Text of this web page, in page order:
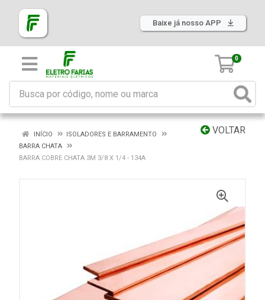
Baixe já nosso APP
0
VOLTAR
INÍCIO
ISOLADORES E BARRAMENTO
BARRA CHATA
BARRA COBRE CHATA 3M 3/8 X 1/4 - 134A